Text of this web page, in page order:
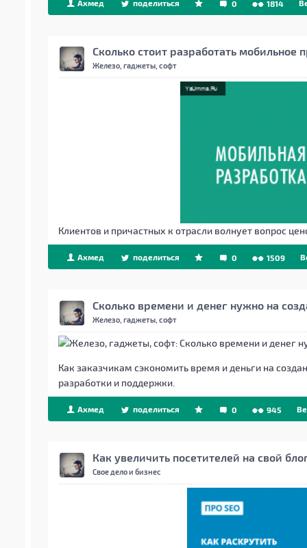
Ахмед поделиться 0 1814
Сколько стоит разработать мобильное
Железо, гаджеты, софт
Клиентов и причастных к отрасли волнует вопрос
Ахмед поделиться 0 1509
Сколько времени и денег нужно на
Железо, гаджеты, софт
Как заказчикам сэкономить время и деньги на
разработки и поддержки.
Ахмед поделиться 0 945
Как увеличить посетителей на свой
Свое дело и бизнес